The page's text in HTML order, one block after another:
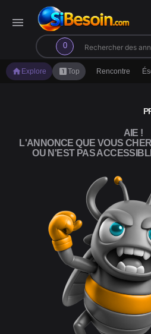
menu
0
search
home Explore looks_oneTop Rencontre
AIE !
L'ANNONCE QUE VOUS
OU N'EST PAS